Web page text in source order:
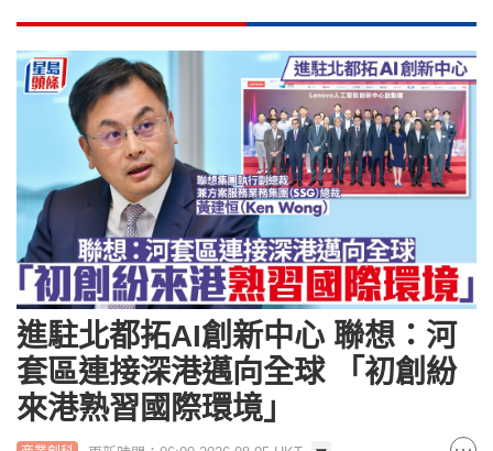
進駐北都拓AI創新中心 聯想：河
套區連接深港邁向全球 「初創紛
來港熟習國際環境」